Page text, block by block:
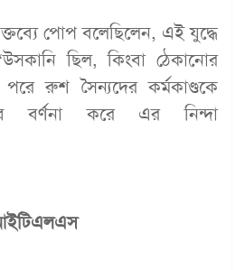
পোপ বলেছিলেন, এই যুদ্ধে
ছিল, কিংবা ঠেকানোর
পরে রুশ সৈন্যদের কর্মকাণ্ডকে
বর্ণনা করে এর নিন্দা